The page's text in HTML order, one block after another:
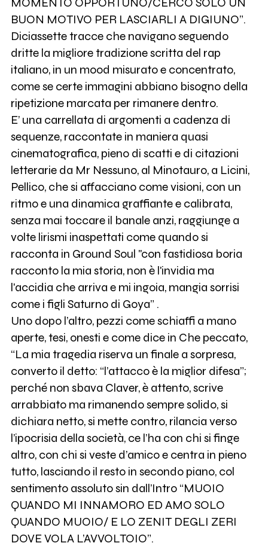
BUON MOTIVO PER LASCIARLI A DIGIUNO”.
Diciassette tracce che navigano seguendo
dritte la migliore tradizione scritta del rap
italiano, in un mood misurato e concentrato,
come se certe immagini abbiano bisogno della
ripetizione marcata per rimanere dentro.
E’ una carrellata di argomenti a cadenza di
sequenze, raccontate in maniera quasi
cinematografica, pieno di scatti e di citazioni
letterarie da Mr Nessuno, al Minotauro, a Licini,
Pellico, che si affacciano come visioni, con un
ritmo e una dinamica graffiante e calibrata,
senza mai toccare il banale anzi, raggiunge a
volte lirismi inaspettati come quando si
racconta in Ground Soul "con fastidiosa boria
racconto la mia storia, non è l'invidia ma
l'accidia che arriva e mi ingoia, mangia sorrisi
come i figli Saturno di Goya” .
Uno dopo l’altro, pezzi come schiaffi a mano
aperte, tesi, onesti e come dice in Che peccato,
“La mia tragedia riserva un finale a sorpresa,
converto il detto: “l’attacco è la miglior difesa”;
perché non sbava Claver, è attento, scrive
arrabbiato ma rimanendo sempre solido, si
dichiara netto, si mette contro, rilancia verso
l’ipocrisia della società, ce l’ha con chi si finge
altro, con chi si veste d’amico e centra in pieno
tutto, lasciando il resto in secondo piano, col
sentimento assoluto sin dall’Intro “MUOIO
QUANDO MI INNAMORO ED AMO SOLO
QUANDO MUOIO/ E LO ZENIT DEGLI ZERI
DOVE VOLA L’AVVOLTOIO”.